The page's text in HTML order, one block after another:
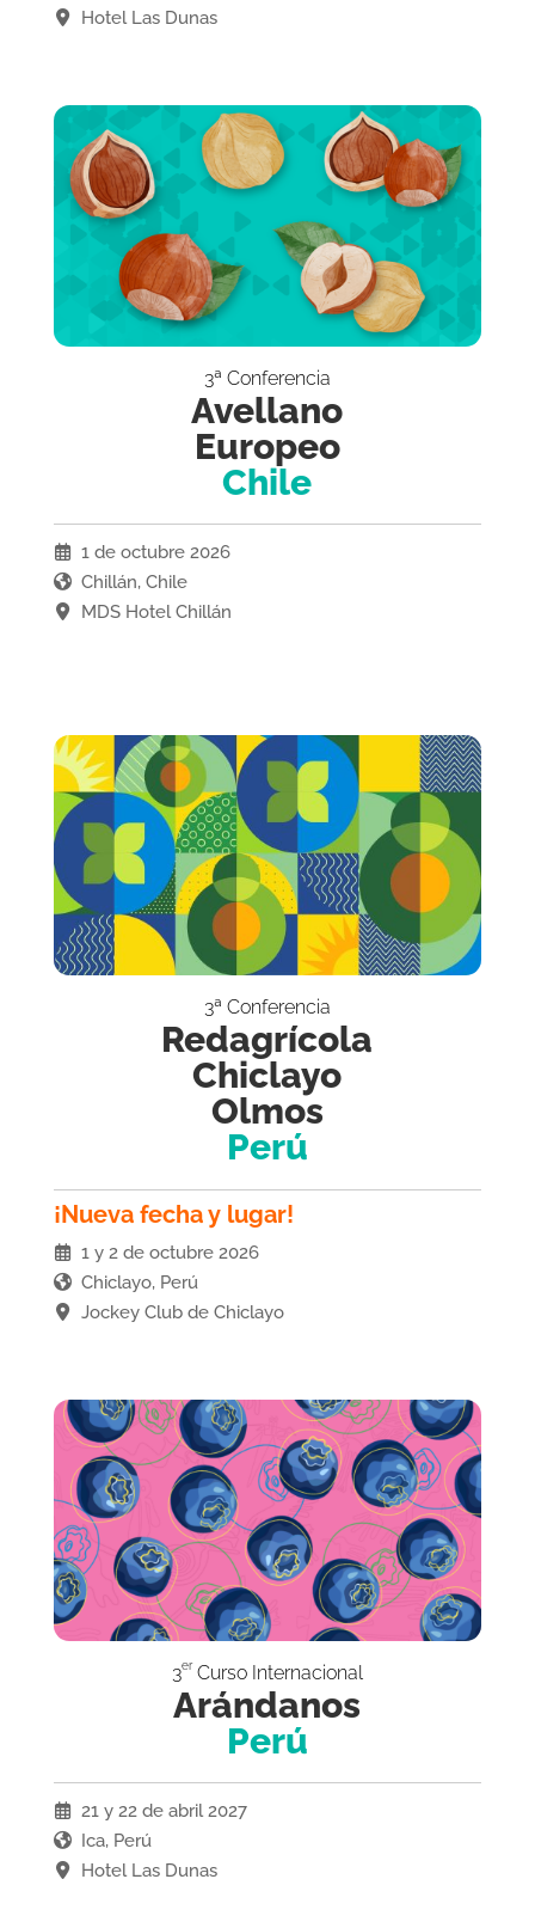
Hotel Las Dunas
3ª Conferencia
Avellano
Europeo
Chile
1 de octubre 2026
Chillán, Chile
MDS Hotel Chillán
3ª Conferencia
Redagrícola
Chiclayo
Olmos
Perú
¡Nueva fecha y lugar!
1 y 2 de octubre 2026
Chiclayo, Perú
Jockey Club de Chiclayo
3er Curso Internacional
Arándanos
Perú
21 y 22 de abril 2027
Ica, Perú
Hotel Las Dunas